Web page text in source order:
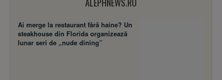
Ai merge la restaurant fără haine? Un
steakhouse din Florida organizează
lunar seri de „nude dining”